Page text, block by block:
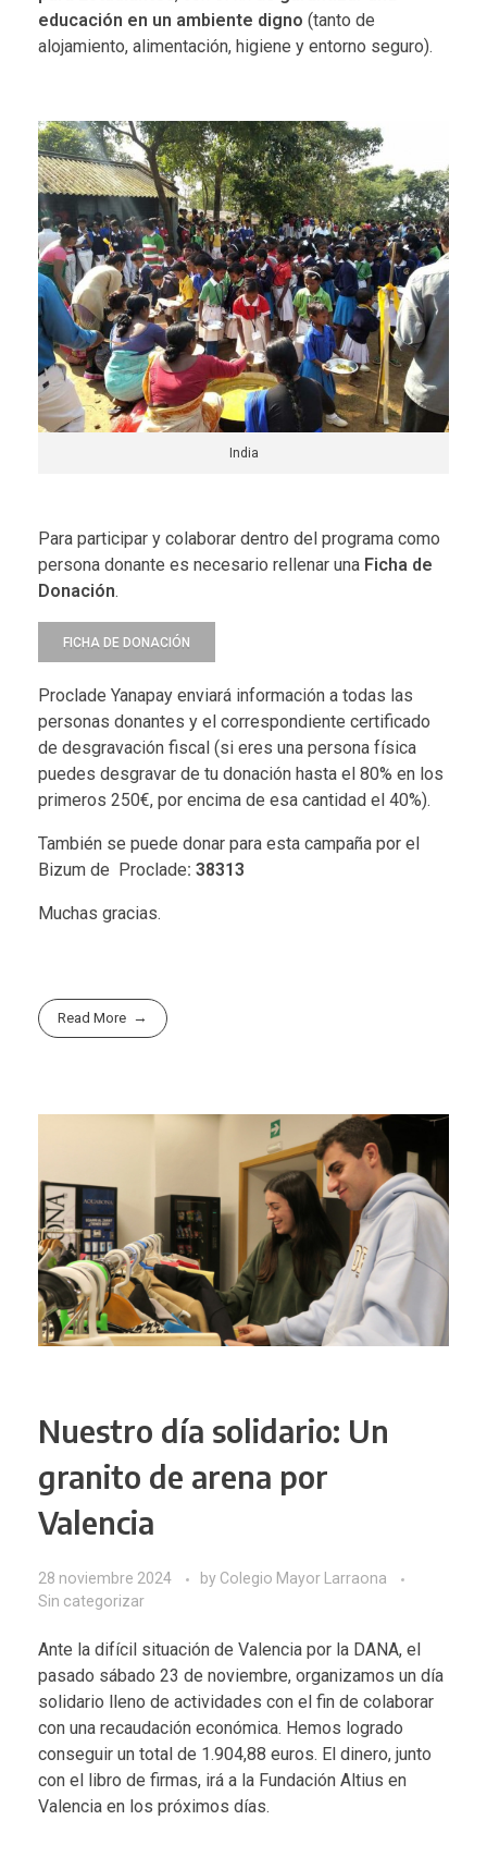
educación en un ambiente digno (tanto de
alojamiento, alimentación, higiene y entorno seguro).
India
Para participar y colaborar dentro del programa como
persona donante es necesario rellenar una Ficha de
Donación.
FICHA DE DONACIÓN
Proclade Yanapay enviará información a todas las
personas donantes y el correspondiente certificado
de desgravación fiscal (si eres una persona física
puedes desgravar de tu donación hasta el 80% en los
primeros 250€, por encima de esa cantidad el 40%).
También se puede donar para esta campaña por el
Bizum de Proclade: 38313
Muchas gracias.
Read More
Nuestro día solidario: Un
granito de arena por
Valencia
28 noviembre 2024 by Colegio Mayor Larraona
Sin categorizar
Ante la difícil situación de Valencia por la DANA, el
pasado sábado 23 de noviembre, organizamos un día
solidario lleno de actividades con el fin de colaborar
con una recaudación económica. Hemos logrado
conseguir un total de 1.904,88 euros. El dinero, junto
con el libro de firmas, irá a la Fundación Altius en
Valencia en los próximos días.